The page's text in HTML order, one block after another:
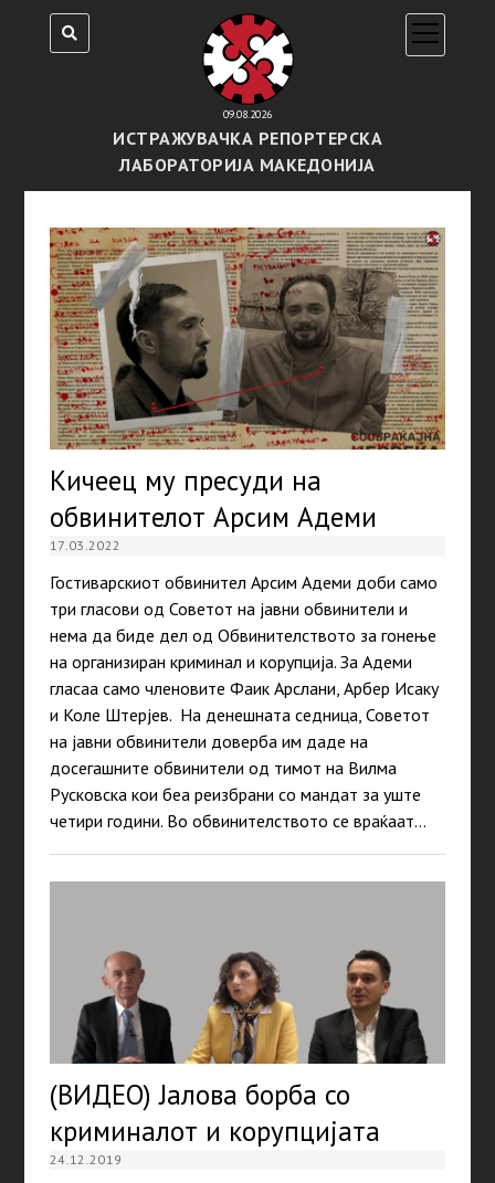
09.08.2026
ИСТРАЖУВАЧКА РЕПОРТЕРСКА
ЛАБОРАТОРИЈА МАКЕДОНИЈА
open
menu
Кичеец му пресуди на
обвинителот Арсим Адеми
17.03.2022
Гостиварскиот обвинител Арсим Адеми доби само
три гласови од Советот на јавни обвинители и
нема да биде дел од Обвинителството за гонење
на организиран криминал и корупција. За Адеми
гласаа само членовите Фаик Арслани, Арбер Исаку
и Коле Штерјев. На денешната седница, Советот
на јавни обвинители доверба им даде на
досегашните обвинители од тимот на Вилма
Русковска кои беа реизбрани со мандат за уште
четири години. Во обвинителството се враќаат…
(ВИДЕО) Јалова борба со
криминалот и корупцијата
24.12.2019